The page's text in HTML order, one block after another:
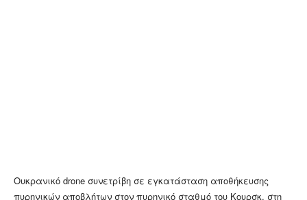
Ουκρανικό drone συνετρίβη σε εγκατάσταση αποθήκευσης
πυρηνικών αποβλήτων στον πυρηνικό σταθμό του Κουρσκ, στη